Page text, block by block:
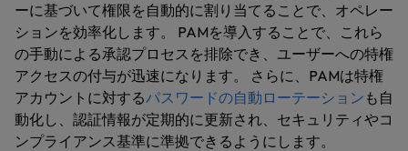
ーに基づいて権限を自動的に割り当てることで、オペレー
ションを効率化します。 PAMを導入することで、これら
の手動による承認プロセスを排除でき、ユーザーへの特権
アクセスの付与が迅速になります。 さらに、PAMは特権
アカウントに対するパスワードの自動ローテーション も自
動化し、認証情報が定期的に更新され、セキュリティやコ
ンプライアンス基準に準拠できるようにします。